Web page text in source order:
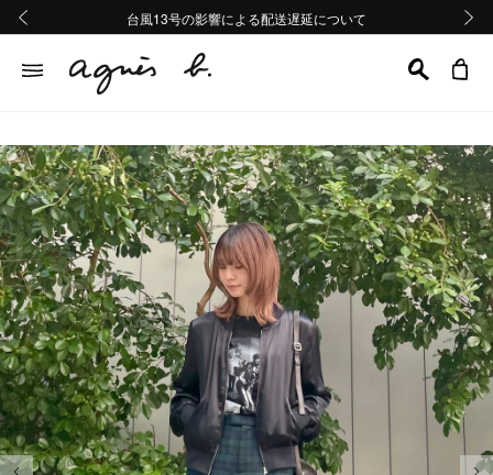
熊本地域地震の影響による配送遅延について
Summer Sale 2buy10%OFF!!
台風13号の影響による配送遅延について
熊本地域地震の影響による配送遅延について
Summer Sale 2buy10%OFF!!
前の画像 次